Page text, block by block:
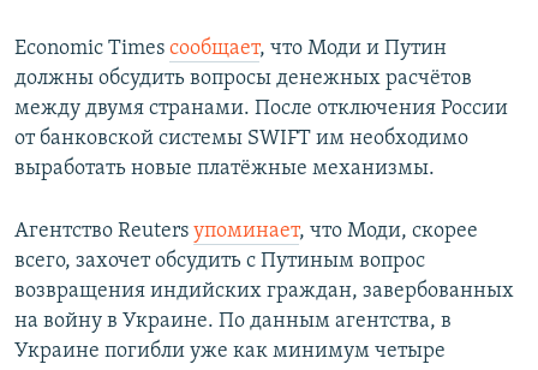
Economic Times сообщает, что Моди и Путин
должны обсудить вопросы денежных расчётов
между двумя странами. После отключения России
от банковской системы SWIFT им необходимо
выработать новые платёжные механизмы.
Агентство Reuters упоминает, что Моди, скорее
всего, захочет обсудить с Путиным вопрос
возвращения индийских граждан, завербованных
на войну в Украине. По данным агентства, в
Украине погибли уже как минимум четыре